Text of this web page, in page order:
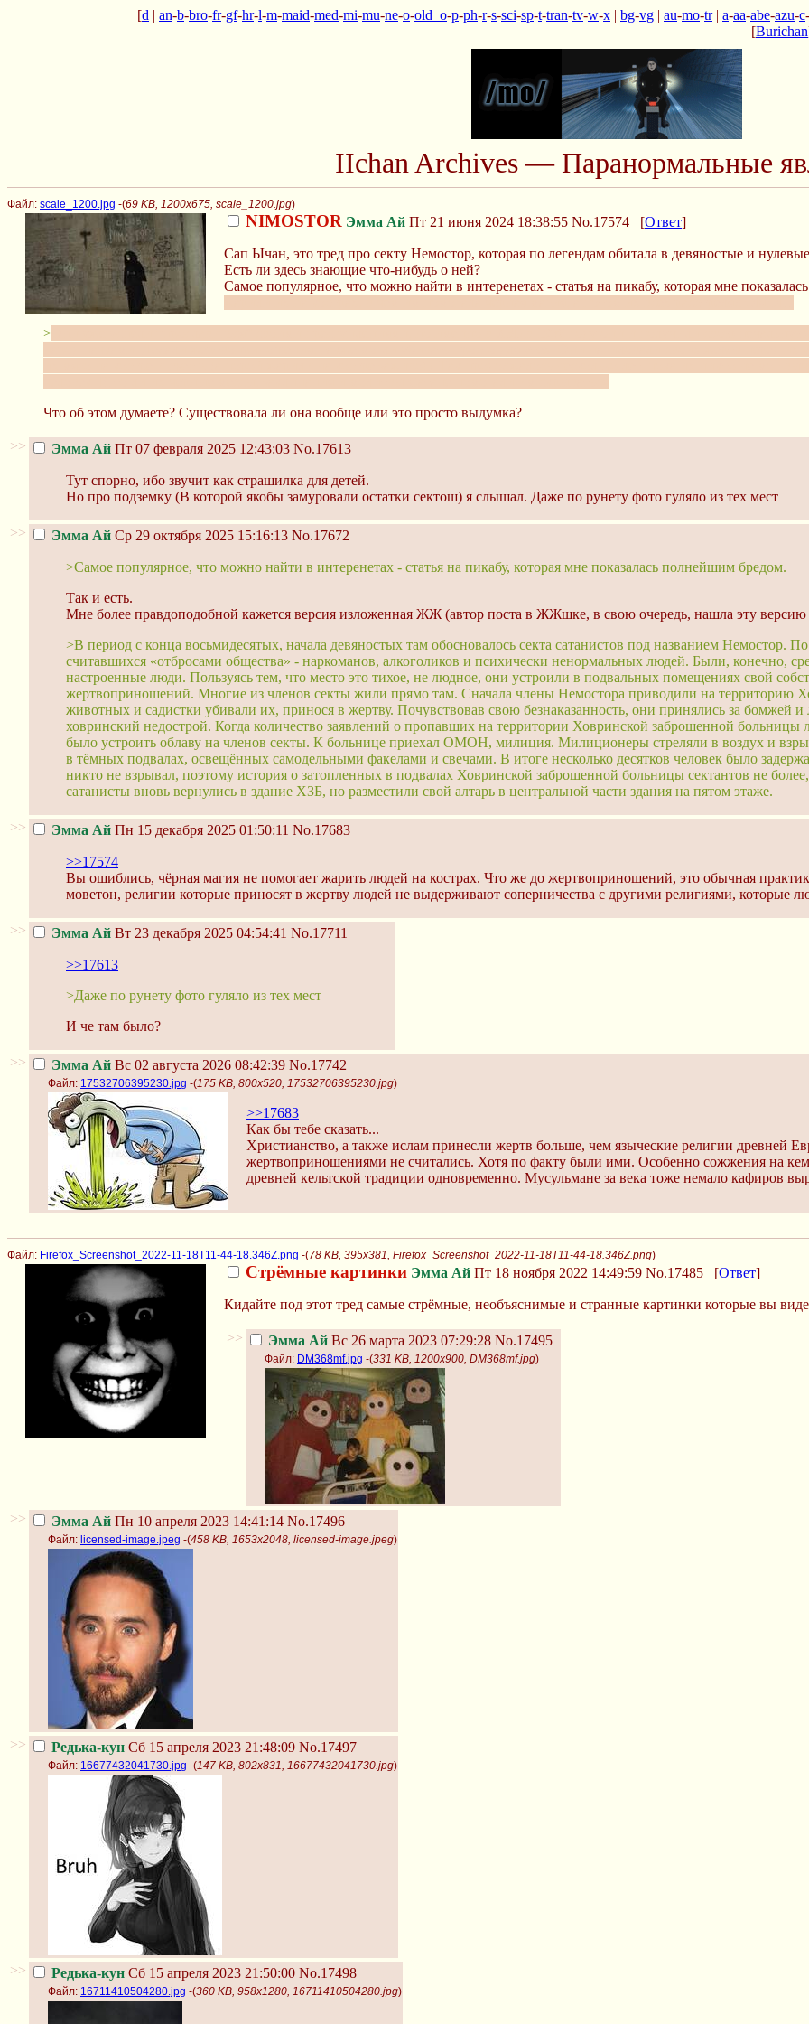
[d | an-b-bro-fr-gf-hr-l-m-maid-med-mi-mu-ne-o-old_o-p-ph-r-s-sci-sp-t-tran-tv-w-x | bg-vg | au-mo-tr| a-aa-abe-azu-c-
[Burichan
IIchan Archives — Паранормальные
Файл: scale_1200.jpg -(69 KB, 1200x675, scale_1200.jpg)
NIMOSTOR Эмма Ай Пт 21 июня 2024 18:38:55 No.17574 [Ответ]
Сап Ычан, это тред про секту Немостор, которая по легендам обитала в девяностые и
Есть ли здесь знающие что-нибудь о ней?
Самое популярное, что можно найти в интеренетах - статья на пикабу, которая мне
>
Что об этом думаете? Существовала ли она вообще или это просто выдумка?
>> Эмма Ай Пт 07 февраля 2025 12:43:03 No.17613
Тут спорно, ибо звучит как страшилка для детей.
Но про подземку (В которой якобы замуровали остатки сектош) я слышал. Даже по рунету фото гуляло из тех мест
>> Эмма Ай Ср 29 октября 2025 15:16:13 No.17672
>Самое популярное, что можно найти в интеренетах - статья на пикабу, которая мне показалась полнейшим бредом.
Так и есть.
Мне более правдоподобной кажется версия изложенная ЖЖ (автор поста в ЖЖшке, в свою очередь, нашла эту версию
>В период с конца восьмидесятых, начала девяностых там обосновалось секта сатанистов под названием Немостор.
считавшихся «отбросами общества» - наркоманов, алкоголиков и психически ненормальных людей. Были, конечно,
настроенные люди. Пользуясь тем, что место это тихое, не людное, они устроили в подвальных помещениях свой
жертвоприношений. Многие из членов секты жили прямо там. Сначала члены Немостора приводили на территорию
животных и садистки убивали их, принося в жертву. Почувствовав свою безнаказанность, они принялись за бомжей
ховринский недострой. Когда количество заявлений о пропавших на территории Ховринской заброшенной больницы
было устроить облаву на членов секты. К больнице приехал ОМОН, милиция. Милиционеры стреляли в воздух и
в тёмных подвалах, освещённых самодельными факелами и свечами. В итоге несколько десятков человек было
никто не взрывал, поэтому история о затопленных в подвалах Ховринской заброшенной больницы сектантов не
сатанисты вновь вернулись в здание ХЗБ, но разместили свой алтарь в центральной части здания на пятом этаже.
>> Эмма Ай Пн 15 декабря 2025 01:50:11 No.17683
>>17574
Вы ошиблись, чёрная магия не помогает жарить людей на кострах. Что же до жертвоприношений, это обычная
моветон, религии которые приносят в жертву людей не выдерживают соперничества с другими религиями, которые
>> Эмма Ай Вт 23 декабря 2025 04:54:41 No.17711
>>17613
>Даже по рунету фото гуляло из тех мест
И че там было?
>> Эмма Ай Вс 02 августа 2026 08:42:39 No.17742
Файл: 17532706395230.jpg -(175 KB, 800x520, 17532706395230.jpg)
>>17683
Как бы тебе сказать...
Христианство, а также ислам принесли жертв больше, чем языческие религии древней
жертвоприношениями не считались. Хотя по факту были ими. Особенно сожжения на
древней кельтской традиции одновременно. Мусульмане за века тоже немало кафиров
Файл: Firefox_Screenshot_2022-11-18T11-44-18.346Z.png -(78 KB, 395x381, Firefox_Screenshot_2022-11-18T11-44-18.346Z.png)
Стрёмные картинки Эмма Ай Пт 18 ноября 2022 14:49:59 No.17485 [Ответ]
Кидайте под этот тред самые стрёмные, необъяснимые и странные картинки которые вы
>> Эмма Ай Вс 26 марта 2023 07:29:28 No.17495
Файл: DM368mf.jpg -(331 KB, 1200x900, DM368mf.jpg)
>> Эмма Ай Пн 10 апреля 2023 14:41:14 No.17496
Файл: licensed-image.jpeg -(458 KB, 1653x2048, licensed-image.jpeg)
>> Редька-кун Сб 15 апреля 2023 21:48:09 No.17497
Файл: 16677432041730.jpg -(147 KB, 802x831, 16677432041730.jpg)
>> Редька-кун Сб 15 апреля 2023 21:50:00 No.17498
Файл: 16711410504280.jpg -(360 KB, 958x1280, 16711410504280.jpg)